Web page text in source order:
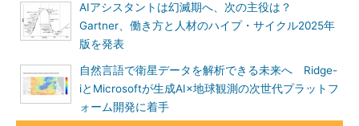
AIアシスタントは幻滅期へ、次の主役は？
Gartner、働き方と人材のハイプ・サイクル2025年
版を発表
自然言語で衛星データを解析できる未来へ Ridge-
iとMicrosoftが生成AI×地球観測の次世代プラットフ
ォーム開発に着手